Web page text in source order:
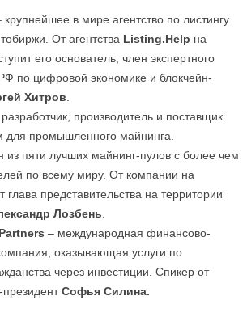
крупнейшее в мире агентство по листингу
От агентства Listing.Help на
его основатель, член экспертного
по цифровой экономике и блокчейн-
Хитров
разработчик, производитель и поставщик
промышленного майнинга.
из пяти лучших майнинг-пулов с более чем
по всему миру. От компании на
глава представительства на территории
Лозбень
– международная финансово-
оказывающая услуги по
через инвестиции. Спикер от
Софья Силина.